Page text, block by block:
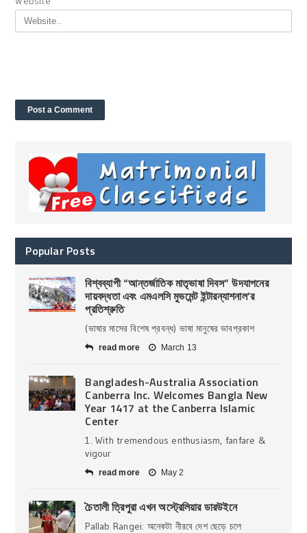
Popular Posts
বিশ্বব্যাপী “আন্তর্জাতিক মাতৃভাষা দিবস” উদযাপনের
দায়বদ্ধতা এবং এমএলসি মুভমেন্ট ইন্টারন্যাশনাল’র
প্রতিশ্রুতি
(ভাষার মাসের বিশেষ প্রবন্ধ) ভাষা মানুষের ভাবপ্রকাশ
read more March 13
Bangladesh-Australia Association
Canberra Inc. Welcomes Bangla New
Year 1417 at the Canberra Islamic
Center
1. With tremendous enthusiasm, fanfare &
vigour
read more May 2
চৈতালী ত্রিপুরা এখন অস্ট্রেলিয়ার ডারউইনে
Pallab Rangei: অনেকটা নীরবে দেশ ছেড়ে চলে